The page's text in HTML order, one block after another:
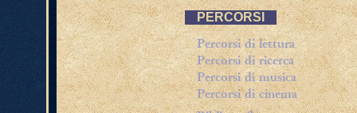
PERCORSI
Percorsi di lettura
Percorsi di ricerca
Percorsi di musica
Percorsi di cinema